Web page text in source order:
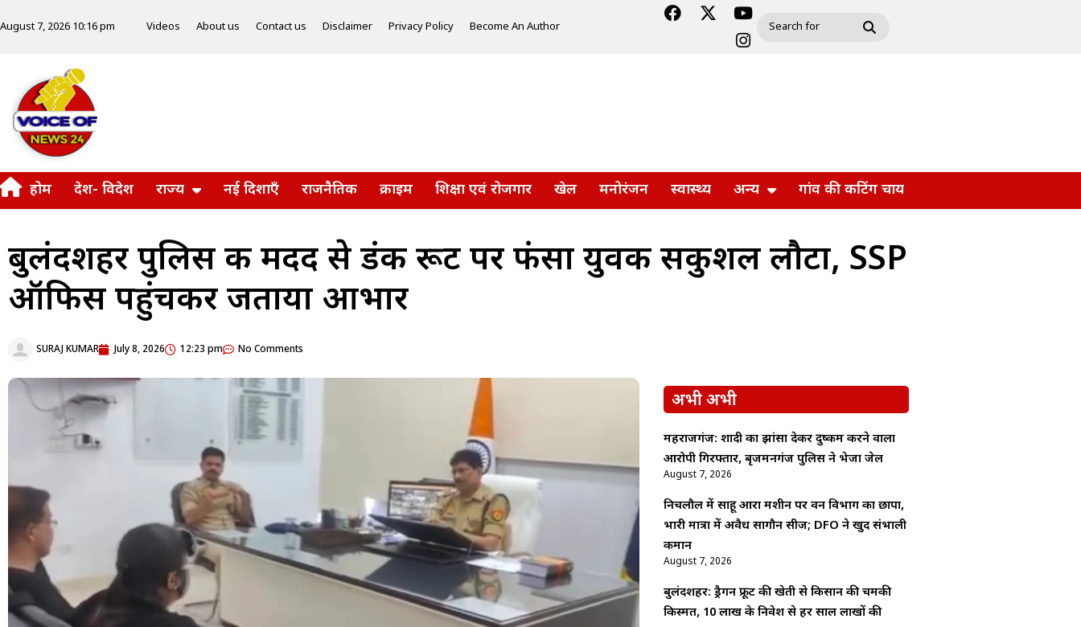
August 7, 2026 10:16 pm Videos About us Contact us Disclaimer Privacy Policy Become An Author
होम देश- विदेश राज्य नई दिशाएँ राजनैतिक क्राइम शिक्षा एवं रोजगार खेल मनोरंजन स्वास्थ्य अन्य गांव की कटिंग चाय
बुलंदशहर पुलिस की मदद से डंकी रूट पर फंसा युवक सकुशल लौटा, SSP
ऑफिस पहुंचकर जताया आभार
SURAJ KUMAR July 8, 2026 12:23 pm No Comments
अभी अभी
महराजगंज: शादी का झांसा देकर दुष्कर्म करने वाला
आरोपी गिरफ्तार, बृजमनगंज पुलिस ने भेजा जेल
August 7, 2026
निचलौल में साहू आरा मशीन पर वन विभाग का छापा,
भारी मात्रा में अवैध सागौन सीज; DFO ने खुद संभाली
कमान
August 7, 2026
बुलंदशहर: ड्रैगन फ्रूट की खेती से किसान की चमकी
किस्मत, 10 लाख के निवेश से हर साल लाखों की